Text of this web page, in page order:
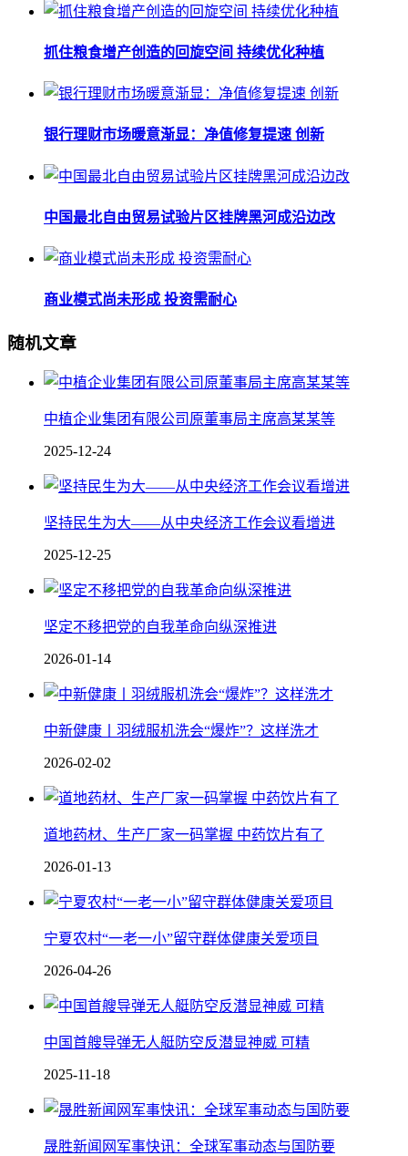
抓住粮食增产创造的回旋空间 持续优化种植
银行理财市场暖意渐显：净值修复提速 创新
中国最北自由贸易试验片区挂牌黑河成沿边改
商业模式尚未形成 投资需耐心
随机文章
中植企业集团有限公司原董事局主席高某某等
2025-12-24
坚持民生为大——从中央经济工作会议看增进
2025-12-25
坚定不移把党的自我革命向纵深推进
2026-01-14
中新健康丨羽绒服机洗会“爆炸”？这样洗才
2026-02-02
道地药材、生产厂家一码掌握 中药饮片有了
2026-01-13
宁夏农村“一老一小”留守群体健康关爱项目
2026-04-26
中国 首艘导弹无人艇防空反潜显神威 可精
2025-11-18
晟胜新闻网军事快讯：全球军事动态与国防要